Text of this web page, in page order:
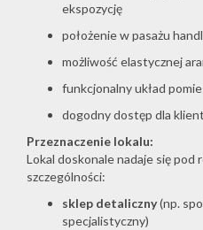
ekspozycję
położenie w pasażu
możliwość elastycznej
funkcjonalny układ
dogodny dostęp dla
Przeznaczenie lokalu:
Lokal doskonale nadaje się pod
szczególności:
sklep detaliczny(np.
specjalistyczny)